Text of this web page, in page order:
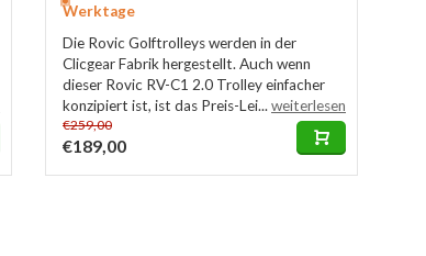
Werktage
Die Rovic Golftrolleys werden in der
Clicgear Fabrik hergestellt. Auch wenn
dieser Rovic RV-C1 2.0 Trolley einfacher
konzipiert ist, ist das Preis-Lei... weiterlesen
€259,00
€189,00